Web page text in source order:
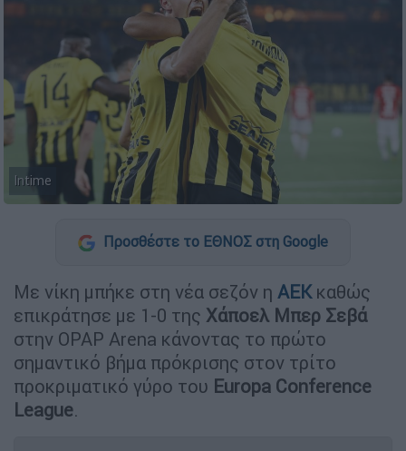
Intime
Προσθέστε το ΕΘΝΟΣ στη Google
Με νίκη μπήκε στη νέα σεζόν η ΑΕΚκαθώς
επικράτησε με 1-0 της Χάποελ Μπερ Σεβά
στην OPAP Arena κάνοντας το πρώτο
σημαντικό βήμα πρόκρισης στον τρίτο
προκριματικό γύρο του Europa Conference
League.